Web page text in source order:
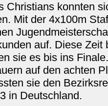
Christians konnten
Mit der 4x100m
auf. Diese Zeit
sie es bis ins
auf den achten
sie den
in Deutschland.